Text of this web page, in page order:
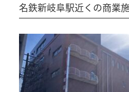
名鉄新岐阜駅近くの商業